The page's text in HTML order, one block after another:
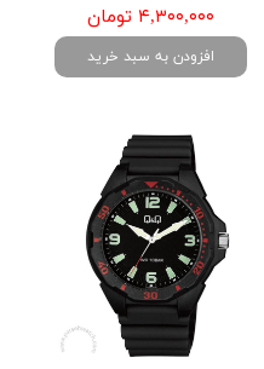
۴,۳۰۰,۰۰۰ تومان
افزودن به سبد خرید